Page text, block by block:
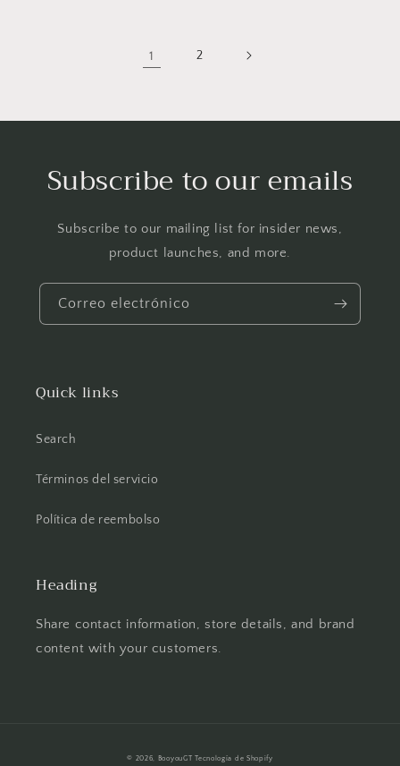
1 2
Subscribe to our emails
Subscribe to our mailing list for insider news,
product launches, and more.
Correo electrónico
Quick links
Search
Términos del servicio
Política de reembolso
Heading
Share contact information, store details, and brand
content with your customers.
© 2026, BooyouGT Tecnología de Shopify